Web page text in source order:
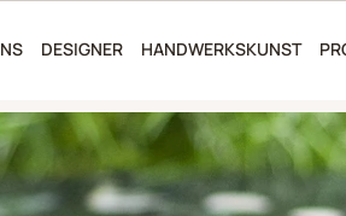
DESIGNER HANDWERKSKUNST